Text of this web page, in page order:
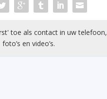
toe als contact in uw telefoon,
foto’s en video’s.